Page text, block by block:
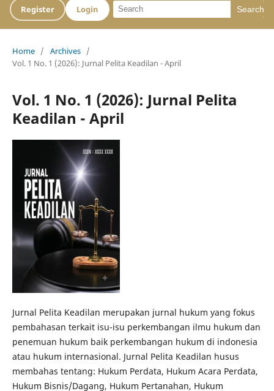
Register Login Search
Home / Archives /
Vol. 1 No. 1 (2026): Jurnal Pelita Keadilan - April
Vol. 1 No. 1 (2026): Jurnal Pelita
Keadilan - April
Jurnal Pelita Keadilan merupakan jurnal hukum yang fokus
pembahasan terkait isu-isu perkembangan ilmu hukum dan
penemuan hukum baik perkembangan hukum di indonesia
atau hukum internasional. Jurnal Pelita Keadilan husus
membahas tentang: Hukum Perdata, Hukum Acara Perdata,
Hukum Bisnis/Dagang, Hukum Pertanahan, Hukum